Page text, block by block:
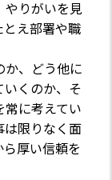
やりがいを見
とえ部署や職
、どう他に
いくのか、そ
常に考えてい
は限りなく面
厚い信頼を